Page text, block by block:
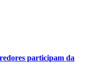
participam da